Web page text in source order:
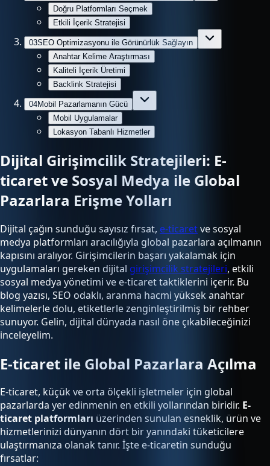
Doğru Platformları Seçmek
Etkili İçerik Stratejisi
03SEO Optimizasyonu ile Görünürlük Sağlayın
Anahtar Kelime Araştırması
Kaliteli İçerik Üretimi
Backlink Stratejisi
04Mobil Pazarlamanın Gücü
Mobil Uygulamalar
Lokasyon Tabanlı Hizmetler
Dijital Girişimcilik Stratejileri: E-
ticaret ve Sosyal Medya ile Global
Pazarlara Erişme Yolları
Dijital çağın sunduğu sayısız fırsat, e-ticaretve sosyal
medya platformları aracılığıyla global pazarlara açılmanın
kapısını aralıyor. Girişimcilerin başarı yakalamak için
uygulamaları gereken dijital girişimcilik stratejileri, etkili
sosyal medya yönetimi ve e-ticaret taktiklerini içerir. Bu
blog yazısı, SEO odaklı, aranma hacmi yüksek anahtar
kelimelerle dolu, etiketlerle zenginleştirilmiş bir rehber
sunuyor. Gelin, dijital dünyada nasıl öne çıkabileceğinizi
inceleyelim.
E-ticaret ile Global Pazarlara Açılma
E-ticaret, küçük ve orta ölçekli işletmeler için global
pazarlarda yer edinmenin en etkili yollarından biridir. E-
ticaret platformları üzerinden sunulan esneklik, ürün ve
hizmetlerinizi dünyanın dört bir yanındaki tüketicilere
ulaştırmanıza olanak tanır. İşte e-ticaretin sunduğu
fırsatlar: